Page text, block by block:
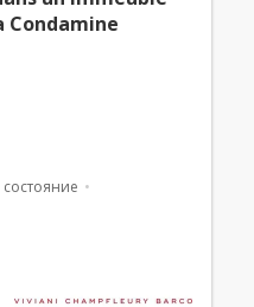
Condamine